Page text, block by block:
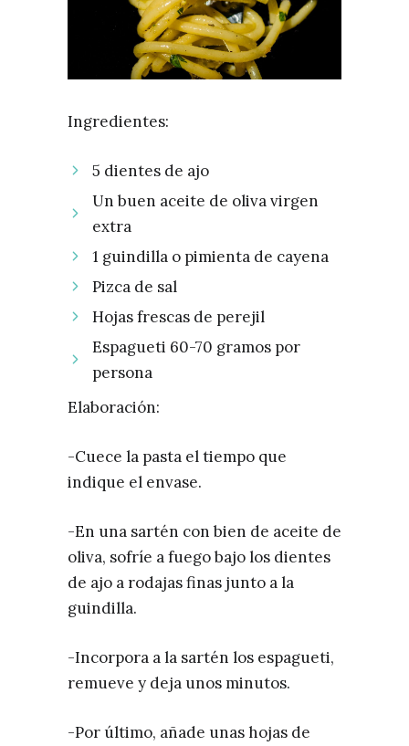
Ingredientes:
5 dientes de ajo
Un buen aceite de oliva virgen
extra
1 guindilla o pimienta de cayena
Pizca de sal
Hojas frescas de perejil
Espagueti 60-70 gramos por
persona
Elaboración:
-Cuece la pasta el tiempo que
indique el envase.
-En una sartén con bien de aceite de
oliva, sofríe a fuego bajo los dientes
de ajo a rodajas finas junto a la
guindilla.
-Incorpora a la sartén los espagueti,
remueve y deja unos minutos.
-Por último, añade unas hojas de